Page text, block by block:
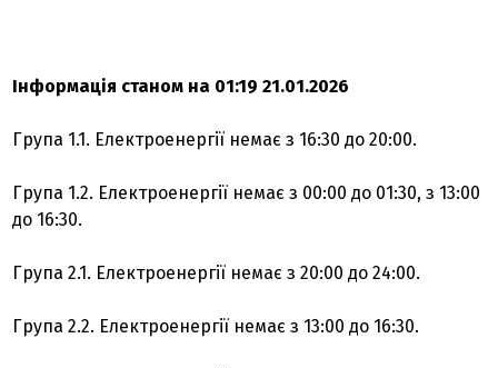
Інформація станом на 01:19 21.01.2026
Група 1.1. Електроенергії немає з 16:30 до 20:00.
Група 1.2. Електроенергії немає з 00:00 до 01:30, з 13:00
до 16:30.
Група 2.1. Електроенергії немає з 20:00 до 24:00.
Група 2.2. Електроенергії немає з 13:00 до 16:30.